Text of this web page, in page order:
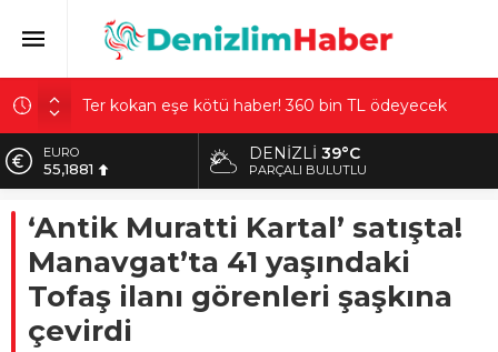
Ter kokan eşe kötü haber! 360 bin TL ödeyecek
Gaziantep’te film gibi saldırı! Kadın kılığına girip
emekli polise kurşun yağdırdı
Eşini öldürüp, kayınvalidesiyle sohbet etti! Kan
donduran itiraf
14 yaşında kendi tezgahını kurdu! Günde 6 saat
çalışıyor, bir ayda asgari ücretin 3 katı kazanıyor:
Hedefi şaşırttı
Gaziantep’teki 4,5’lik deprem sonrası Prof. Dr.
Osman Bektaş’tan dikkat çeken uyarı: 6 Şubat
bitmedi
EURO
55,1881
6.660,55
BİST
DOLAR
47,7111
DENIZLI39°C
PARÇALI BULUTLU
‘Antik Muratti Kartal’ satışta!
Manavgat’ta 41 yaşındaki
Tofaş ilanı görenleri şaşkına
çevirdi